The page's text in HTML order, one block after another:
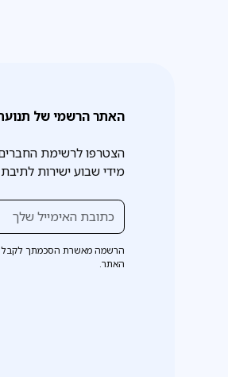
האתר הרשמי של
הצטרפו לרשימת
מידי שבוע ישירות
הרשמה מאשרת הסכמתך
האתר.